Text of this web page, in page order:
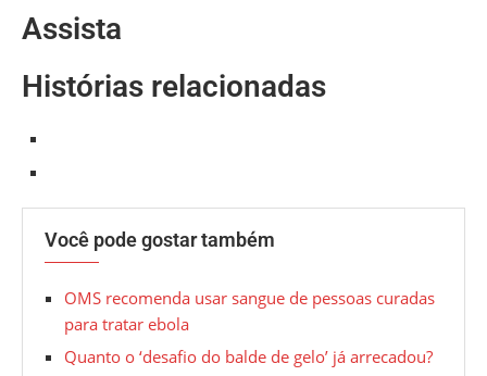
Assista
Histórias relacionadas
Você pode gostar também
OMS recomenda usar sangue de pessoas curadas
para tratar ebola
Quanto o ‘desafio do balde de gelo’ já arrecadou?